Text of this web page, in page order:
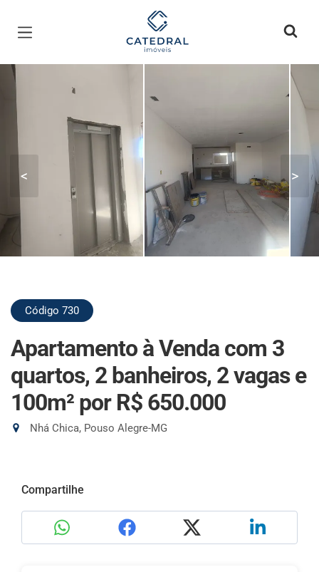
Página inicial
< >
Código 730
Apartamento à Venda com 3
quartos, 2 banheiros, 2 vagas e
100m² por R$ 650.000
Nhá Chica, Pouso Alegre-MG
Compartilhe